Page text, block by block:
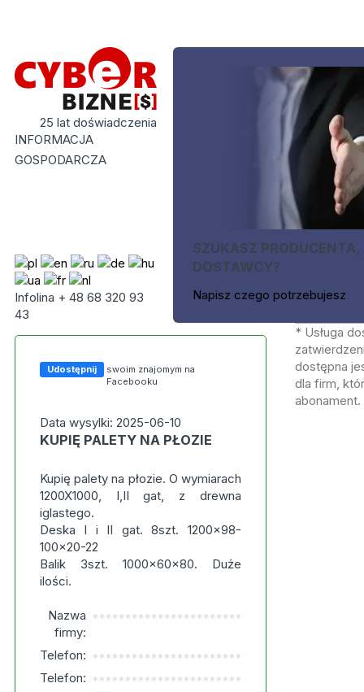
25 lat doświadczenia
INFORMACJA
GOSPODARCZA
Infolina + 48 68 320 93
43
SZUKASZ PRODUCENTA,
DOSTAWCY?
Napisz czego potrzebujesz
Udostępnij
swoim znajomym na
Facebooku
Data wysylki: 2025-06-10
KUPIĘ PALETY NA PŁOZIE
Kupię palety na płozie. O wymiarach
1200X1000, I,II gat, z drewna
iglastego.
Deska I i II gat. 8szt. 1200x98-
100x20-22
Balik 3szt. 1000x60x80. Duże
ilości.
Nazwa
firmy:
***********************
Telefon: ***********************
Telefon: ***********************
* Usługa
dostępna
dla firm,
abonament.